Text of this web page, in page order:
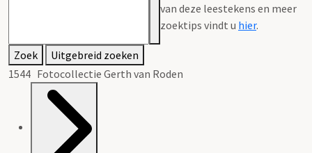
van deze leestekens en meer
zoektips vindt u hier.
Zoek
Uitgebreid zoeken
1544 Fotocollectie Gerth van Roden